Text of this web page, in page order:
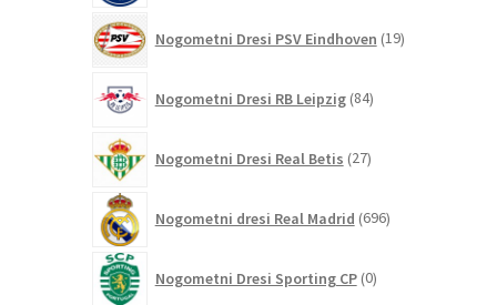
Nogometni Dresi PSV Eindhoven 19izdelkov
Nogometni Dresi RB Leipzig 84izdelkov
Nogometni Dresi Real Betis 27izdelkov
Nogometni dresi Real Madrid 696izdelkov
Nogometni Dresi Sporting CP 0izdelkov